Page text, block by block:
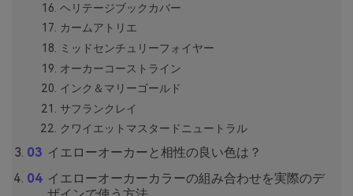
ヘリテージブックカバー
カームアトリエ
ミッドセンチュリーフォイヤー
オーカーコーストライン
インク＆マリーゴールド
サフランクレイ
クワイエットマスタードニュートラル
イエローオーカーと相性の良い色は？
イエローオーカーカラーの組み合わせを実際のデ